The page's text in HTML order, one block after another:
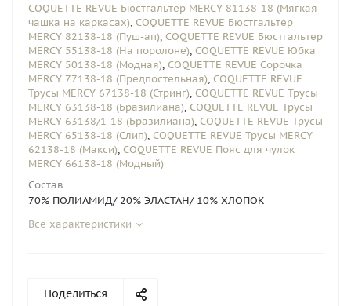
COQUETTE REVUE Бюстгальтер MERCY 81138-18 (Мягкая
чашка на каркасах), COQUETTE REVUE Бюстгальтер
MERCY 82138-18 (Пуш-ап), COQUETTE REVUE Бюстгальтер
MERCY 55138-18 (На поролоне), COQUETTE REVUE Юбка
MERCY 50138-18 (Модная), COQUETTE REVUE Сорочка
MERCY 77138-18 (Предпостельная), COQUETTE REVUE
Трусы MERCY 67138-18 (Стринг), COQUETTE REVUE Трусы
MERCY 63138-18 (Бразилиана), COQUETTE REVUE Трусы
MERCY 63138/1-18 (Бразилиана), COQUETTE REVUE Трусы
MERCY 65138-18 (Слип), COQUETTE REVUE Трусы MERCY
62138-18 (Макси), COQUETTE REVUE Пояс для чулок
MERCY 66138-18 (Модный)
Состав
70% ПОЛИАМИД/ 20% ЭЛАСТАН/ 10% ХЛОПОК
Все характеристики
Поделиться